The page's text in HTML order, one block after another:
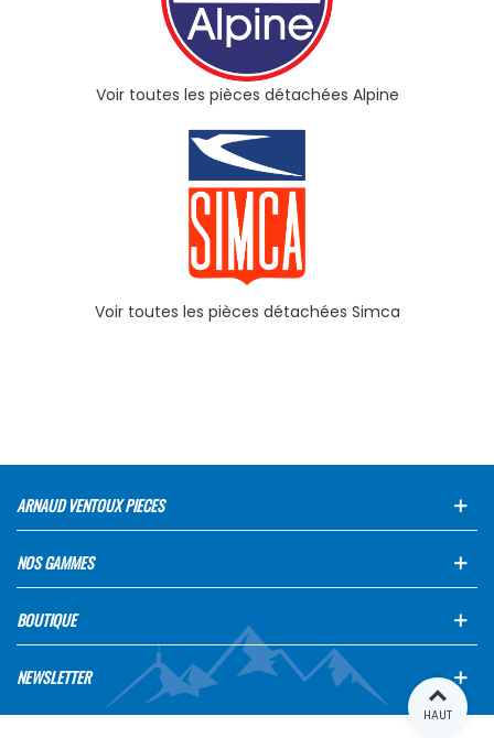
Voir toutes les pièces détachées Alpine
Voir toutes les pièces détachées Simca
ARNAUD VENTOUX PIECES
NOS GAMMES
BOUTIQUE
NEWSLETTER
HAUT